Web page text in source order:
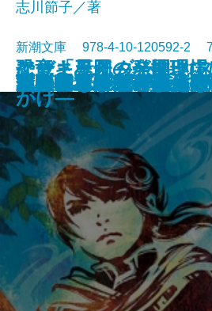
アウトサイダー―ク
傑作選―
ギャンブラーが多す
ケーキ王子の名推理(
テ)6
金春屋ゴメス 芥子の
ロシアよ、我が名を
いまは、空しか見え
すべて忘れてしまう
文豪ナビ 松本清張
なぜ「星図」が開い
期ミステリ傑作集―
芽吹長屋仕合せ帖 日
志川節子／著
新潮文庫 978-4-10-120592-2
風と行く者―守り人
君がいないと小説は
下駄の上の卵
次の電車が来るまえに
金春屋ゴメス
チュベローズで待っ
チュベローズで待っ
恐竜まみれ―発掘現場
がけ―
昆虫学者はやめられ
石川啄木